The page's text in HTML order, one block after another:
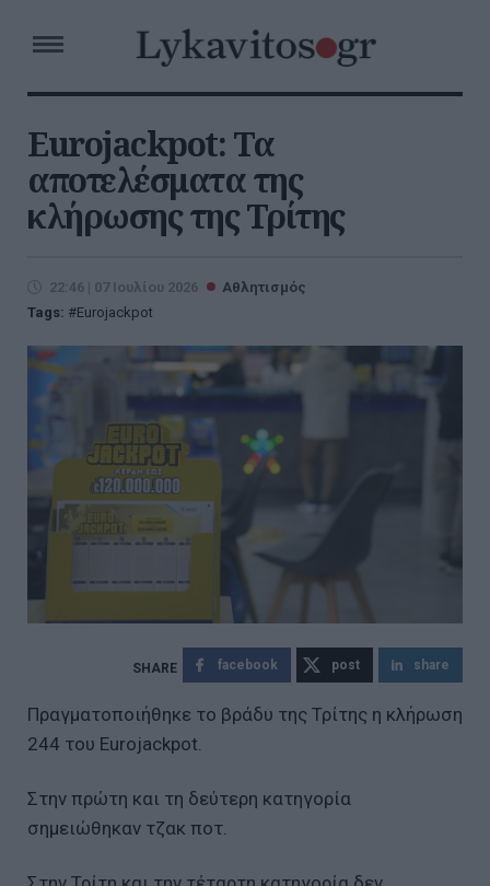
Εurojackpot: Τα
αποτελέσματα της
κλήρωσης της Τρίτης
22:46 | 07 Ιουλίου 2026
Αθλητισμός
Tags:
Εurojackpot
facebook post share
Πραγματοποιήθηκε το βράδυ της Τρίτης η κλήρωση
244 του Eurojackpot.
Στην πρώτη και τη δεύτερη κατηγορία
σημειώθηκαν τζακ ποτ.